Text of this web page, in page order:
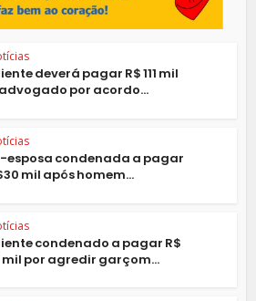
deverá pagar R$ 111 mil
por acordo...
esposa condenada a pagar
mil após homem...
condenado a pagar R$
mil por agredir garçom...